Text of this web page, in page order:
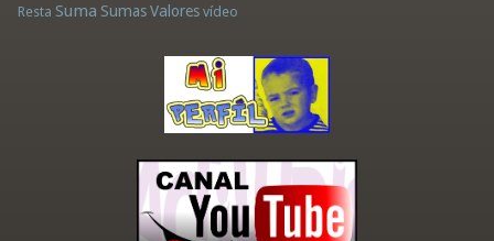
Resta Suma Sumas Valores vídeo